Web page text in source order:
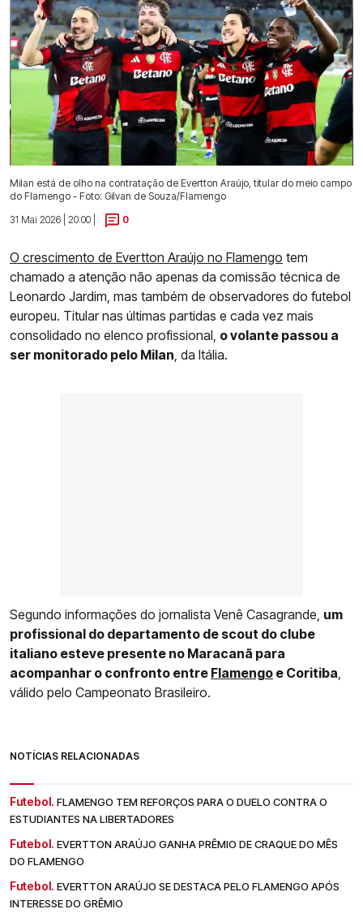
Milan está de olho na contratação de Evertton Araújo, titular do meio campo
do Flamengo - Foto: Gilvan de Souza/Flamengo
31 Mai 2026 | 20:00 |
0
O crescimento de Evertton Araújo no Flamengo tem
chamado a atenção não apenas da comissão técnica de
Leonardo Jardim, mas também de observadores do futebol
europeu. Titular nas últimas partidas e cada vez mais
consolidado no elenco profissional, o volante passou a
ser monitorado pelo Milan , da Itália.
Segundo informações do jornalista Venê Casagrande, um
profissional do departamento de scout do clube
italiano esteve presente no Maracanã para
acompanhar o confronto entre Flamengo e Coritiba
válido pelo Campeonato Brasileiro.
NOTÍCIAS RELACIONADAS
Futebol. FLAMENGO TEM REFORÇOS PARA O DUELO CONTRA O
ESTUDIANTES NA LIBERTADORES
Futebol. EVERTTON ARAÚJO GANHA PRÊMIO DE CRAQUE DO MÊS
DO FLAMENGO
Futebol. EVERTTON ARAÚJO SE DESTACA PELO FLAMENGO APÓS
INTERESSE DO GRÊMIO